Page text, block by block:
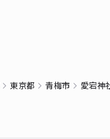
東京都 青梅市 愛宕神